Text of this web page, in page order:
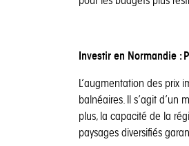
Investir en Normandie :
L’augmentation des prix
balnéaires. Il s’agit d’un
plus, la capacité de la
paysages diversifiés